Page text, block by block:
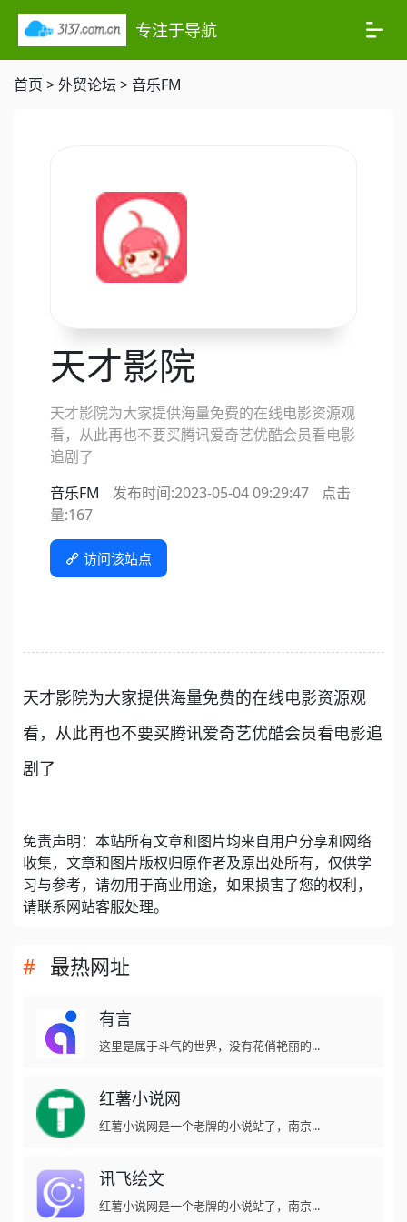
专注于导航
首页 >外贸论坛>音乐FM
天才影院
天才影院为大家提供海量免费的在线电影资源观
看，从此再也不要买腾讯爱奇艺优酷会员看电影
追剧了
音乐FM
发布时间:2023-05-04 09:29:47
点击
量:167
访问该站点
天才影院为大家提供海量免费的在线电影资源观
看，从此再也不要买腾讯爱奇艺优酷会员看电影追
剧了
免责声明：本站所有文章和图片均来自用户分享和网络
收集，文章和图片版权归原作者及原出处所有，仅供学
习与参考，请勿用于商业用途，如果损害了您的权利，
请联系网站客服处理。
最热网址
有言
这里是属于斗气的世界，没有花俏艳丽的...
红薯小说网
红薯小说网是一个老牌的小说站了，南京...
讯飞绘文
红薯小说网是一个老牌的小说站了，南京...